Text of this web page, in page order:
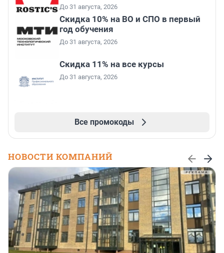
До 31 августа, 2026
Скидка 10% на ВО и СПО в первый
год обучения
До 31 августа, 2026
Скидка 11% на все курсы
До 31 августа, 2026
Все промокоды
НОВОСТИ КОМПАНИЙ